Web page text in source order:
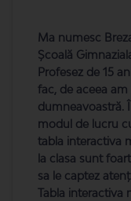
Ma numesc
Școală
Profesez de 15
fac, de aceea
dumneavoastră.
modul de lucru
tabla interactiva
la clasa sunt
sa le captez
Tabla interactiva